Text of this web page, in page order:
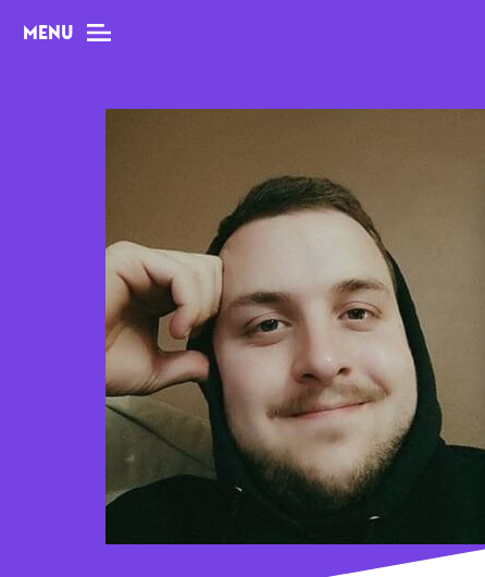
MENU
Dossiers
Tops
Interviews
Chroniques
Sorties
Newsletter